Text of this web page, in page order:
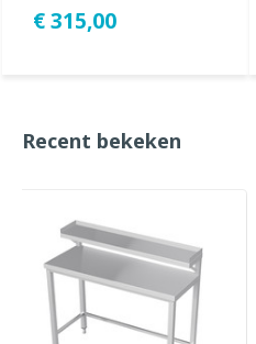
€ 315,00
Recent bekeken